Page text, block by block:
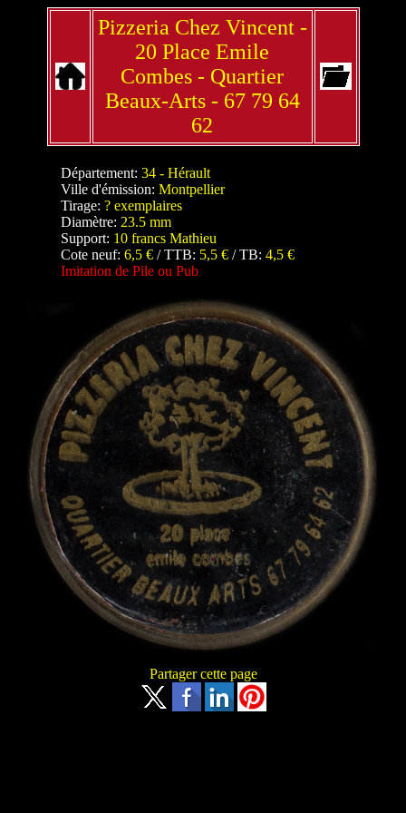
Pizzeria Chez Vincent -
20 Place Emile
Combes - Quartier
Beaux-Arts - 67 79 64
62
Département: 34 - Hérault
Ville d'émission: Montpellier
Tirage: ? exemplaires
Diamètre: 23.5 mm
Support: 10 francs Mathieu
Cote neuf: 6,5 € / TTB: 5,5 € / TB: 4,5 €
Imitation de Pile ou Pub
Partager cette page